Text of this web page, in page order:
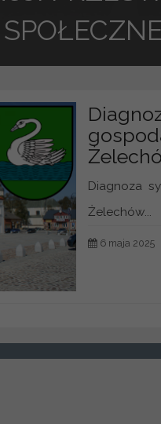
Diagnoza
Żelechów...
6 maja 2025